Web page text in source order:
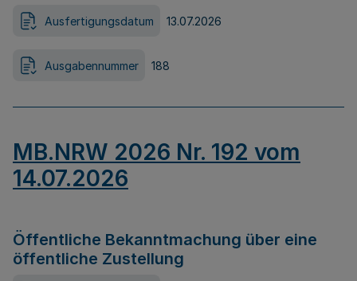
Ausfertigungsdatum 13.07.2026
Ausgabennummer 188
MB.NRW 2026 Nr. 192 vom
14.07.2026
Öffentliche Bekanntmachung über eine
öffentliche Zustellung